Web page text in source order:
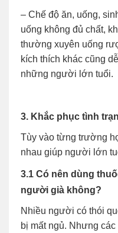
– Chế độ ăn, uống,
uống không đủ chất,
thường xuyên uống
kích thích khác cũng
những người lớn tuổi.
3. Khắc phục tình
Tùy vào từng trường
nhau giúp người lớn
3.1 Có nên dùng
người già không?
Nhiều người có thói
bị mất ngủ. Nhưng